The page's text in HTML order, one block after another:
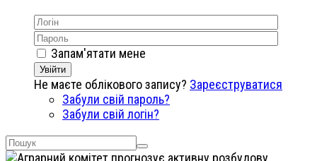
Запам'ятати мене
Увійти
Не маєте облікового запису? Зареєструватися
Забули свій пароль?
Забули свій логін?